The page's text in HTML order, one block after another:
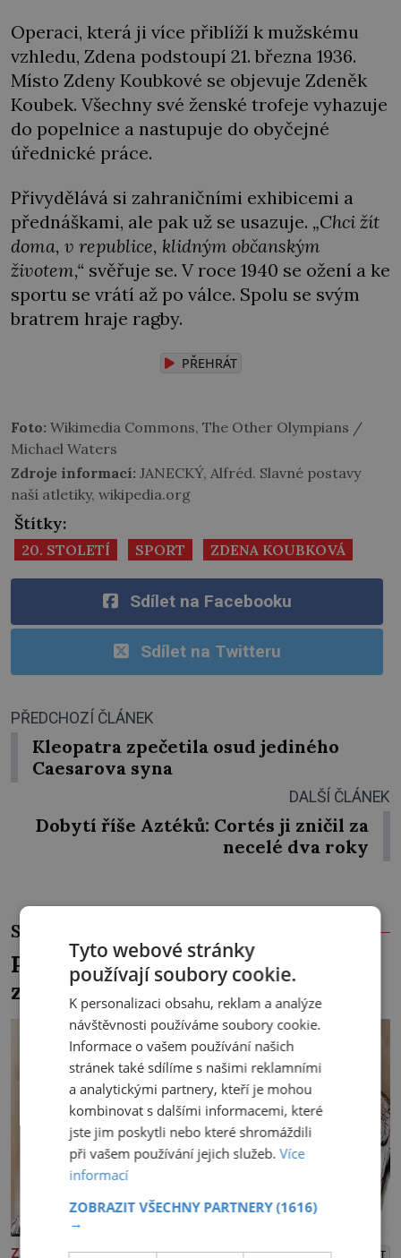
Operaci, která ji více přiblíží k mužskému
vzhledu, Zdena podstoupí 21. března 1936.
Místo Zdeny Koubkové se objevuje Zdeněk
Koubek. Všechny své ženské trofeje vyhazuje
do popelnice a nastupuje do obyčejné
úřednické práce.
Přivydělává si zahraničními exhibicemi a
přednáškami, ale pak už se usazuje. „Chci žít
doma, v republice, klidným občanským
životem,“ svěřuje se. V roce 1940 se ožení a ke
sportu se vrátí až po válce. Spolu se svým
bratrem hraje ragby.
PŘEHRÁT
Foto: Wikimedia Commons, The Other Olympians /
Michael Waters
Zdroje informací: JANECKÝ, Alfréd. Slavné postavy
naší atletiky, wikipedia.org
Štítky:
20. STOLETÍ SPORT ZDENA KOUBKOVÁ
Sdílet na Facebooku
Sdílet na Twitteru
PŘEDCHOZÍ ČLÁNEK
Kleopatra zpečetila osud jediného
Caesarova syna
DALŠÍ ČLÁNEK
Dobytí říše Aztéků: Cortés ji zničil za
necelé dva roky
SOUVISEJÍCÍ ČLÁNKY
Pohřbili kancléře z Mitrovic
zaživa?
ZAJÍMAVOSTI
Tyto webové stránky
používají soubory cookie.
K personalizaci obsahu, reklam a analýze
návštěvnosti používáme soubory cookie.
Informace o vašem používání našich
stránek také sdílíme s našimi reklamními
a analytickými partnery, kteří je mohou
kombinovat s dalšími informacemi, které
jste jim poskytli nebo které shromáždili
při vašem používání jejich služeb.Více
informací
ZOBRAZIT VŠECHNY PARTNERY(1616)
→